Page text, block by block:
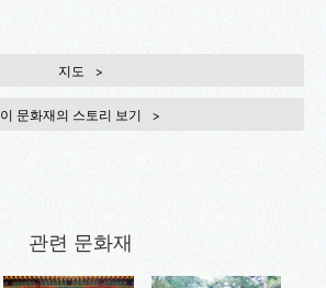
지도
이 문화재의 스토리 보기
관련 문화재